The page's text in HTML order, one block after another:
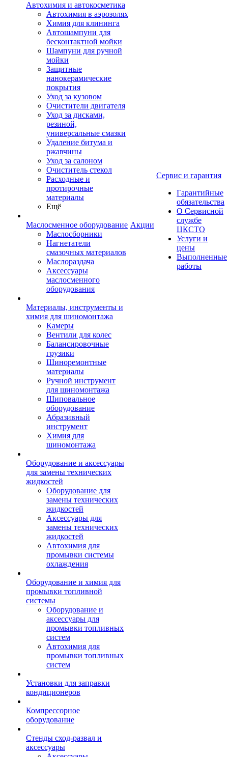
Автохимия и автокосметика
Автохимия в аэрозолях
Химия для клининга
Автошампуни для
бесконтактной мойки
Шампуни для ручной
мойки
Защитные
нанокерамические
покрытия
Уход за кузовом
Очистители двигателя
Уход за дисками,
резиной,
универсальные смазки
Удаление битума и
ржавчины
Уход за салоном
Очиститель стекол
Расходные и
протирочные
материалы
Ещё
Маслосменное оборудование
Маслосборники
Нагнетатели
смазочных материалов
Маслораздача
Аксессуары
маслосменного
оборудования
Материалы, инструменты и
химия для шиномонтажа
Камеры
Вентили для колес
Балансировочные
грузики
Шиноремонтные
материалы
Ручной инструмент
для шиномонтажа
Шиповальное
оборудование
Абразивный
инструмент
Химия для
шиномонтажа
Оборудование и аксессуары
для замены технических
жидкостей
Оборудование для
замены технических
жидкостей
Аксессуары для
замены технических
жидкостей
Автохимия для
промывки системы
охлаждения
Оборудование и химия для
промывки топливной
системы
Оборудование и
аксессуары для
промывки топливных
систем
Автохимия для
промывки топливных
систем
Установки для заправки
кондиционеров
Компрессорное
оборудование
Стенды сход-развал и
аксессуары
Акции
Сервис и гарантия
Гарантийные
обязательства
О Сервисной
службе
ЦКСТО
Услуги и
цены
Выполненные
работы